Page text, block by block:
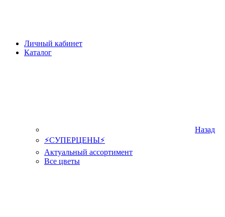
Личный кабинет
Каталог
Назад
⚡СУПЕРЦЕНЫ⚡
Актуальный ассортимент
Все цветы